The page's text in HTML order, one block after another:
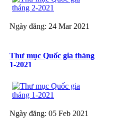
Ngày đăng: 24 Mar 2021
Thư mục Quốc gia tháng
1-2021
Ngày đăng: 05 Feb 2021